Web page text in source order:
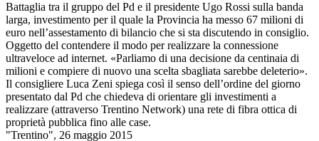
Battaglia tra il gruppo del Pd e il presidente Ugo Rossi sulla banda
larga, investimento per il quale la Provincia ha messo 67 milioni di
euro nell’assestamento di bilancio che si sta discutendo in consiglio.
Oggetto del contendere il modo per realizzare la connessione
ultraveloce ad internet. «Parliamo di una decisione da centinaia di
milioni e compiere di nuovo una scelta sbagliata sarebbe deleterio».
Il consigliere Luca Zeni spiega così il senso dell’ordine del giorno
presentato dal Pd che chiedeva di orientare gli investimenti a
realizzare (attraverso Trentino Network) una rete di fibra ottica di
proprietà pubblica fino alle case.
"Trentino", 26 maggio 2015